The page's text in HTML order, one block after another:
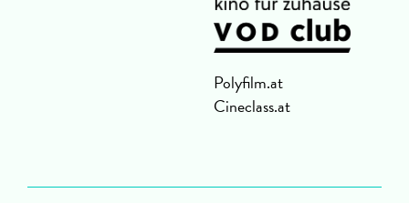
Polyfilm.at
Cineclass.at